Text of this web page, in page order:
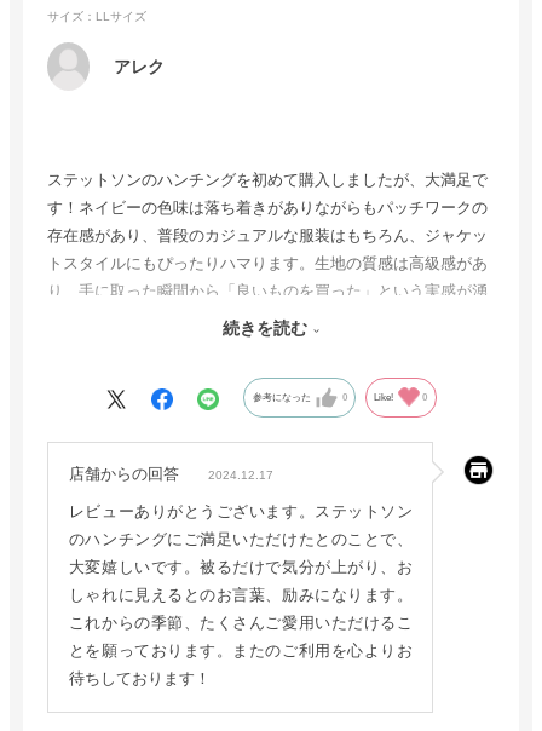
サイズ：LLサイズ
アレク
ステットソンのハンチングを初めて購入しましたが、大満足で
す！ネイビーの色味は落ち着きがありながらもパッチワークの
存在感があり、普段のカジュアルな服装はもちろん、ジャケッ
トスタイルにもぴったりハマります。生地の質感は高級感があ
り、手に取った瞬間から「良いものを買った」という実感が湧
きました。サイズ感もアジャスター付きで調整できるので、一
が上がり、おしゃれに見えるので、もう手放せません！これか
らの季節、大活躍すること間違いなしです。
続きを読む
参考になった 0 Like! 0
店舗からの回答 2024.12.17
レビューありがとうございます。ステットソン
のハンチングにご満足いただけたとのことで、
大変嬉しいです。被るだけで気分が上がり、お
しゃれに見えるとのお言葉、励みになります。
これからの季節、たくさんご愛用いただけるこ
とを願っております。またのご利用を心よりお
待ちしております！